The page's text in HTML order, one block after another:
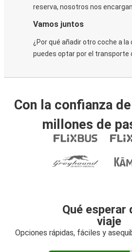
reserva, nosotros nos
Vamos juntos
¿Por qué añadir otro coche a
puedes optar por el transporte
Con la confianza
millones de
Qué esperar
viaje
Opciones rápidas, fáciles y